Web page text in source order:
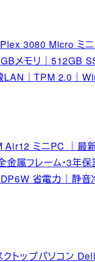
3080 Micro ミ
メモリ｜512GB
LAN｜TPM 2.0｜
Air12 ミニPC ｜
属フレーム・3年
省電力｜静
クトップパソコ